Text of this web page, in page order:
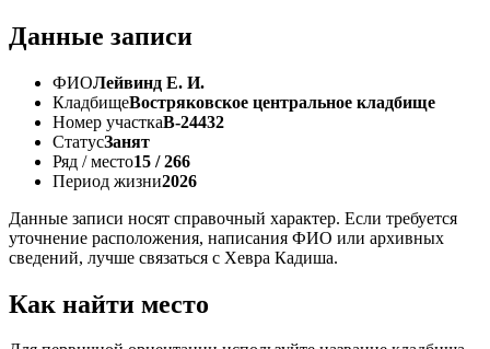
Данные записи
ФИОЛейвинд Е. И.
КладбищеВостряковское центральное кладбище
Номер участкаВ-24432
СтатусЗанят
Ряд / место15 / 266
Период жизни2026
Данные записи носят справочный характер. Если требуется
уточнение расположения, написания ФИО или архивных
сведений, лучше связаться с Хевра Кадиша.
Как найти место